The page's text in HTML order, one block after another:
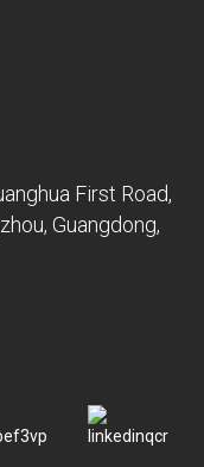
First Road,
Guangdong,